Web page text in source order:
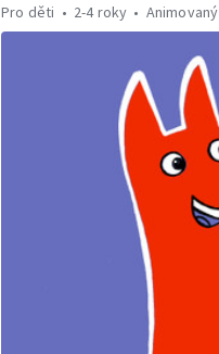
Pro děti
2-4 roky Animovaný